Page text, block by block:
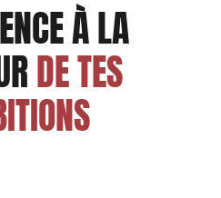
À LA
DE TES